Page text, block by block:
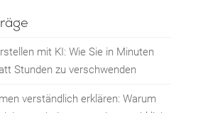
mit KI: Wie Sie in Minuten
Stunden zu verschwenden
verständlich erklären: Warum